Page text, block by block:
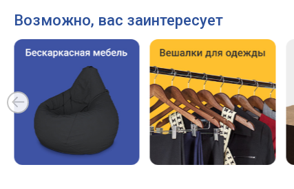
Возможно, вас заинтересует